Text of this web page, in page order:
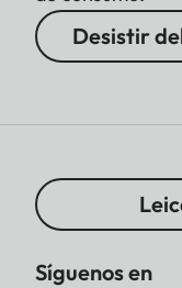
Desistir
Síguenos en